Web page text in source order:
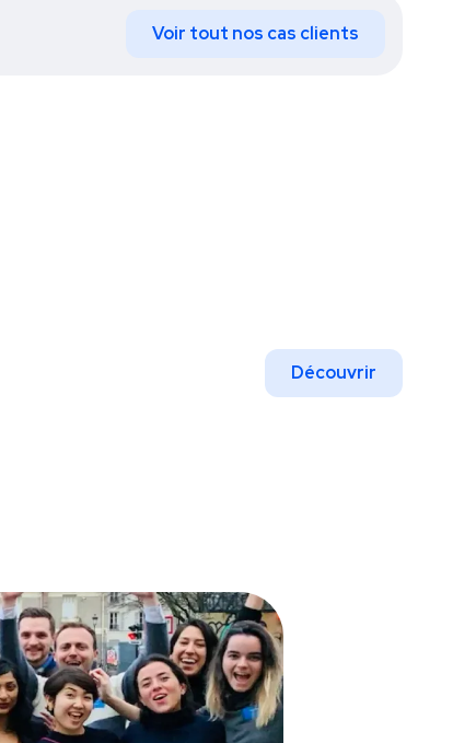
Voir tout nos cas clients
Découvrir